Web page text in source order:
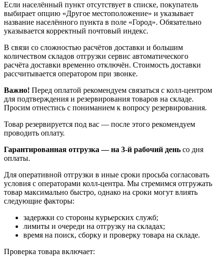
Если населённый пункт отсутствует в списке, покупатель
выбирает опцию «Другое местоположение» и указывает
название населённого пункта в поле «Город». Обязательно
указывается корректный почтовый индекс.
В связи со сложностью расчётов доставки и большим
количеством складов отгрузки сервис автоматического
расчёта доставки временно отключён. Стоимость доставки
рассчитывается оператором при звонке.
Важно! Перед оплатой рекомендуем связаться с колл‑центром
для подтверждения и резервирования товаров на складе.
Просим отнестись с пониманием к вопросу резервирования.
Товар резервируется под вас — после этого рекомендуем
проводить оплату.
Гарантированная отгрузка — на 3‑й рабочий день со дня
оплаты.
Для оперативной отгрузки в иные сроки просьба согласовать
условия с операторами колл‑центра. Мы стремимся отгружать
товар максимально быстро, однако на сроки могут влиять
следующие факторы:
задержки со стороны курьерских служб;
лимиты и очереди на отгрузку на складах;
время на поиск, сборку и проверку товара на складе.
Проверка товара включает: